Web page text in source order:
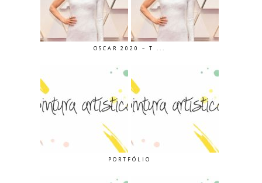
OSCAR 2020 – T ...
PORTFÓLIO